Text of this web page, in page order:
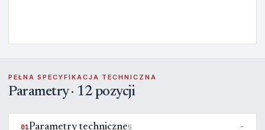
PEŁNA SPECYFIKACJA TECHNICZNA
Parametry · 12 pozycji
01Parametry techniczne5